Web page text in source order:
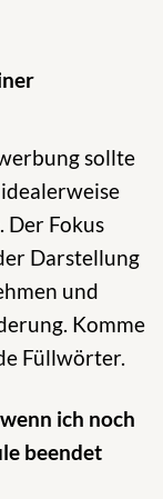
sollte
Der Fokus
Darstellung
und
Komme
Füllwörter.
ich noch
beendet